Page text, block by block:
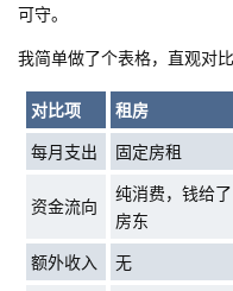
可守。
我简单做了个表格，直观对
对比项 租房
每月支出
固定房租
资金流向
纯消费，钱给了
房东
额外收入 无